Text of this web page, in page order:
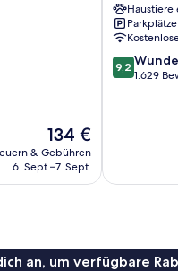
Der
Preis
beträgt
134 €
& Gebühren
6. Sept.–7. Sept.
von
Brighton
Haustiere
9.2
von
9,2
1.629
an, um verfügbare